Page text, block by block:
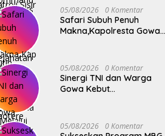
Pelabuhan Paotere
05/08/2026 0 Komentar
Safari Subuh Penuh
Makna,Kapolresta Gowa
05/08/2026 0 Komentar
Sinergi TNI dan Warga
Gowa Kebut
Strategis
05/08/2026 0 Komentar